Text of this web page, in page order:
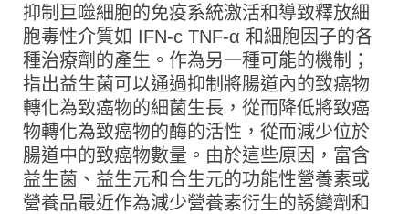
抑制巨噬細胞的免疫系統激活和導致釋放細
胞毒性介質如 IFN-c TNF-α 和細胞因子的各
種治療劑的產生。作為另一種可能的機制；
指出益生菌可以通過抑制將腸道內的致癌物
轉化為致癌物的細菌生長，從而降低將致癌
物轉化為致癌物的酶的活性，從而減少位於
腸道中的致癌物數量。由於這些原因，富含
益生菌、益生元和合生元的功能性營養素或
營養品最近作為減少營養素衍生的誘變劑和